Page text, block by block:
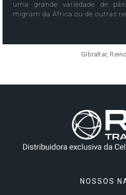
uma grande variedade de
migram da África ou de outras
Gibraltar,
NOSSOS